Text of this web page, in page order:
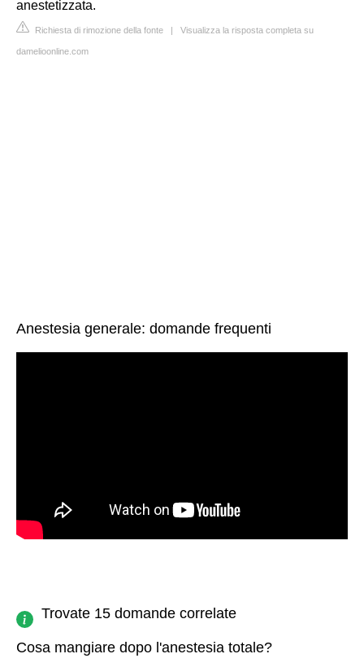
anestetizzata.
Richiesta di rimozione della fonte | Visualizza la risposta completa su
damelioonline.com
Anestesia generale: domande frequenti
Trovate 15 domande correlate
Cosa mangiare dopo l'anestesia totale?